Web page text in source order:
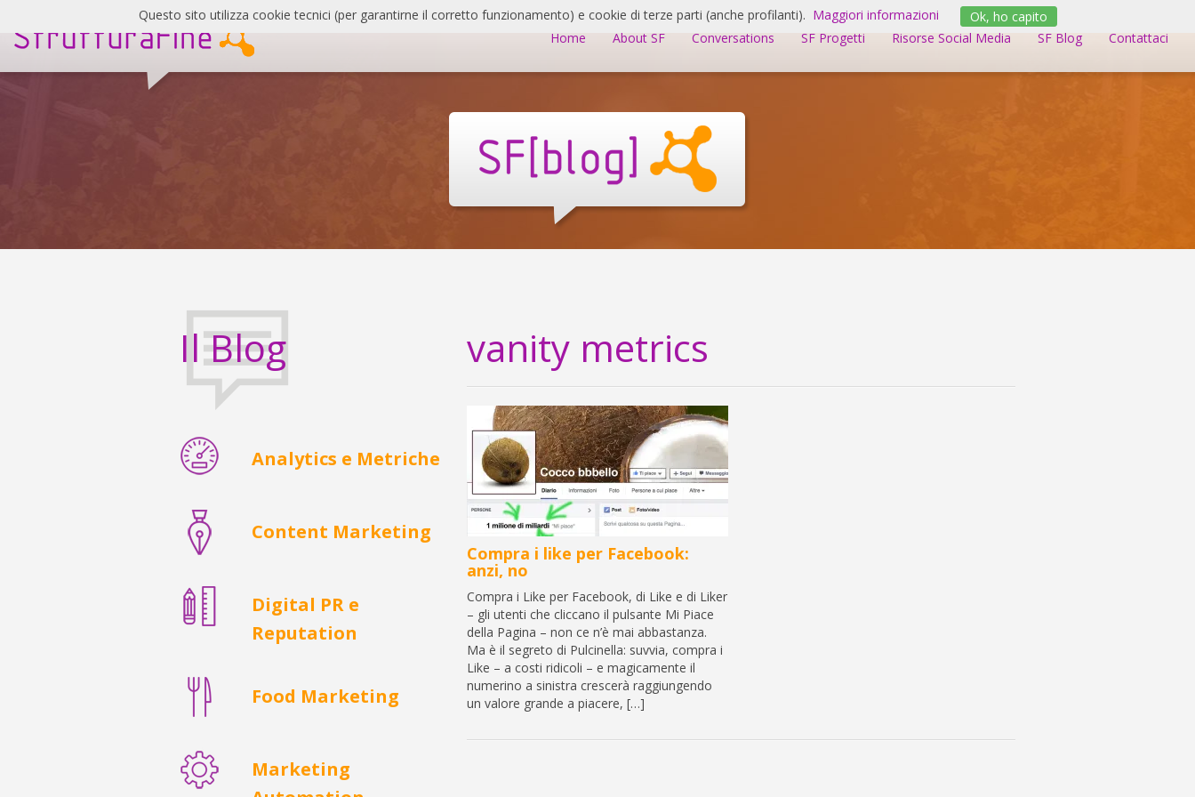
contenuto
Home About SF Conversations SF Progetti Risorse Social Media SF Blog Contattaci
Blog
vanity metrics
Compra i like per Facebook:
anzi, no
Compra i Like per Facebook, di Like e di Liker
– gli utenti che cliccano il pulsante Mi Piace
della Pagina – non ce n’è mai abbastanza.
Ma è il segreto di Pulcinella: suvvia, compra i
Like – a costi ridicoli – e magicamente il
numerino a sinistra crescerà raggiungendo
un valore grande a piacere, […]
Il Blog
Analytics e Metriche
Content Marketing
Digital PR e
Reputation
Food Marketing
Marketing
Questo sito utilizza cookie tecnici (per garantirne il corretto funzionamento) e cookie di terze parti (anche profilanti). Maggiori informazioni Ok, ho capito